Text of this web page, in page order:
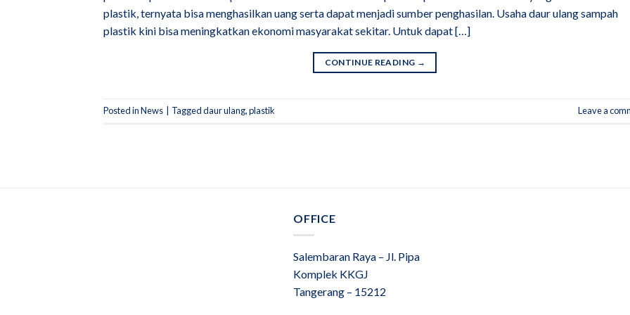
plastik, ternyata bisa menghasilkan uang serta dapat menjadi sumber penghasilan. Usaha daur ulang sampah
plastik kini bisa meningkatkan ekonomi masyarakat sekitar. Untuk dapat […]
CONTINUE READING →
Posted inNews Taggeddaur ulang,plastik Leave a
OFFICE
Salembaran Raya – Jl. Pipa
Komplek KKGJ
Tangerang – 15212